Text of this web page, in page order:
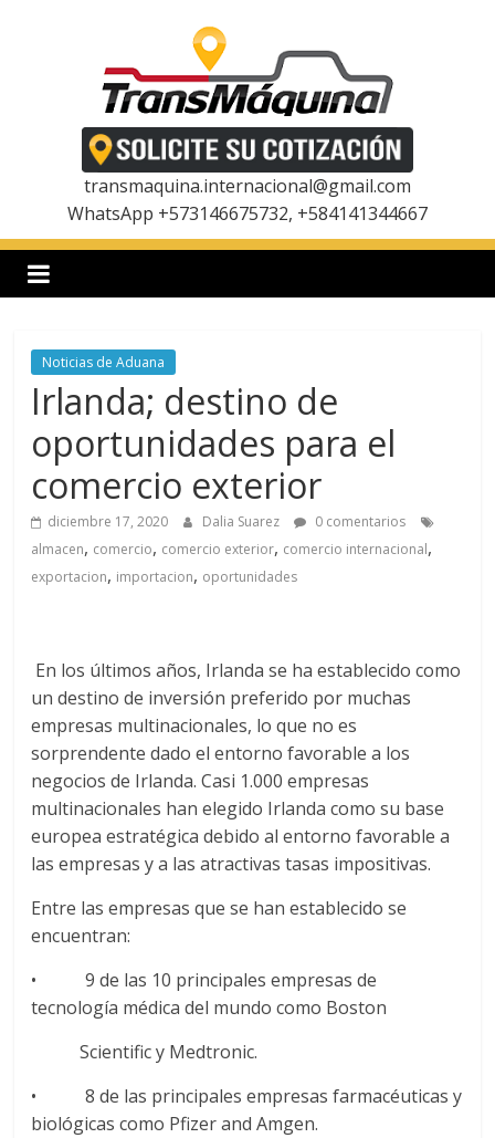
a
s
m
a
q
n
a
–
T
r
n
transmaquina.internacional@gmail.com
WhatsApp +573146675732, +584141344667
Noticias de Aduana
Irlanda; destino de
oportunidades para el
comercio exterior
diciembre 17, 2020 Dalia Suarez
0 comentarios
almacen, comercio, comercio exterior, comercio internacional,
exportacion, importacion, oportunidades
En los últimos años, Irlanda se ha establecido como
un destino de inversión preferido por muchas
empresas multinacionales, lo que no es
sorprendente dado el entorno favorable a los
negocios de Irlanda. Casi 1.000 empresas
multinacionales han elegido Irlanda como su base
europea estratégica debido al entorno favorable a
las empresas y a las atractivas tasas impositivas.
Entre las empresas que se han establecido se
encuentran:
• 9 de las 10 principales empresas de
tecnología médica del mundo como Boston
Scientific y Medtronic.
• 8 de las principales empresas farmacéuticas y
biológicas como Pfizer and Amgen.